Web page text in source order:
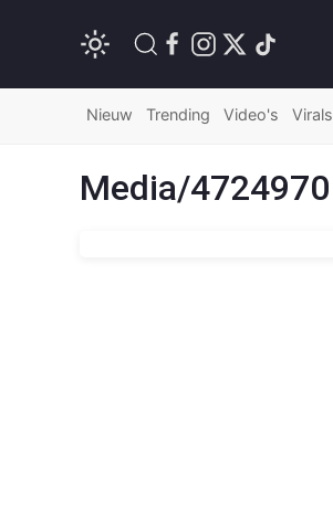
Nieuw Trending Video's Virals
Media/4724970